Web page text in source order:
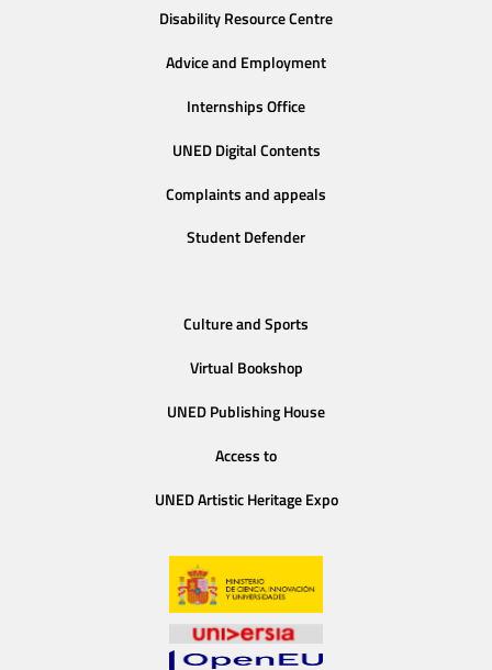
Disability Resource Centre
Advice and Employment
Internships Office
UNED Digital Contents
Complaints and appeals
Student Defender
Culture and Sports
Virtual Bookshop
UNED Publishing House
Access to
UNED Artistic Heritage Expo